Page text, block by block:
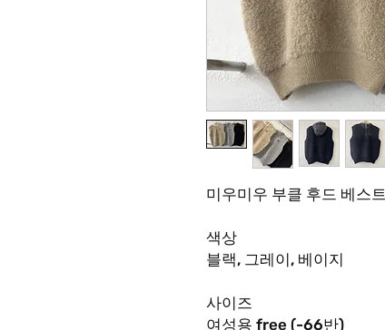
미우미우 부클 후드 베스트
색상
블랙, 그레이, 베이지
사이즈
여성용 free (-66반)